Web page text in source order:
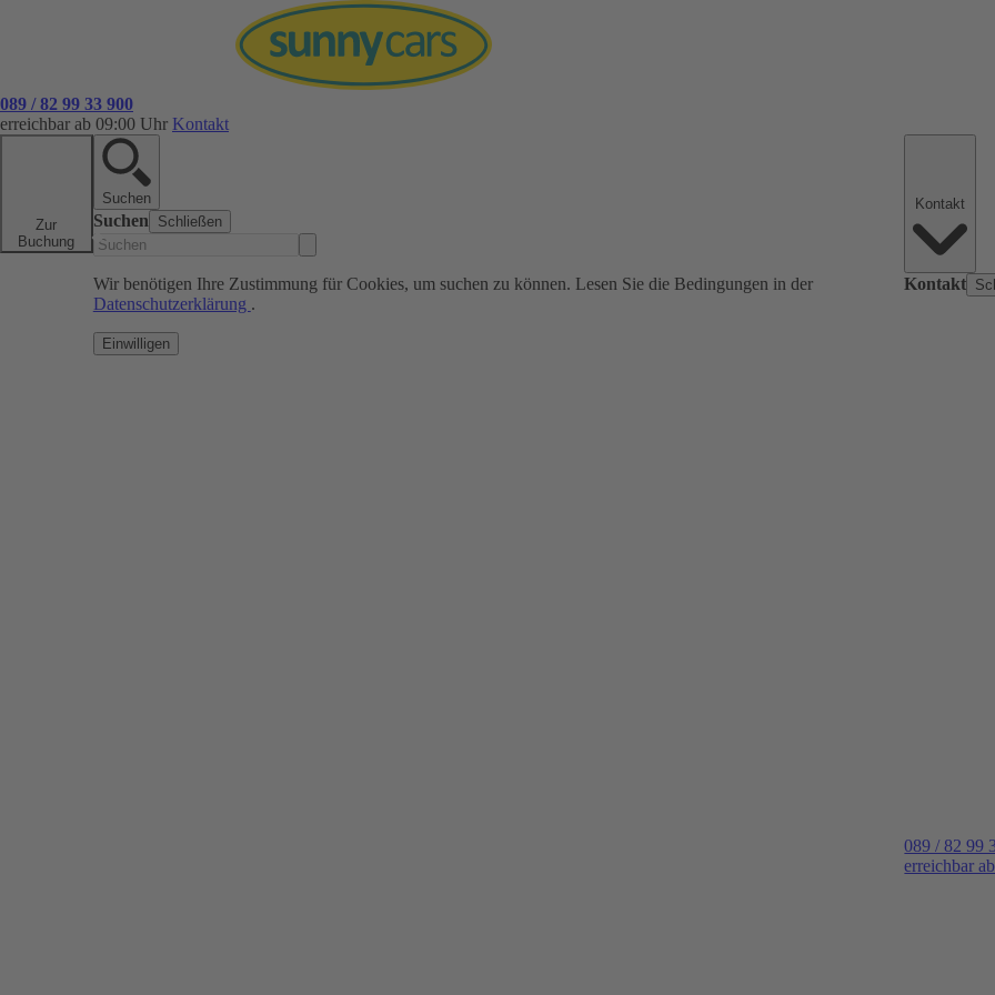
089 / 82 99 33 900
erreichbar ab 09:00 Uhr Kontakt
Zur
Buchung
Suchen
Suchen Schließen
Wir benötigen Ihre Zustimmung für Cookies, um suchen zu können. Lesen Sie die Bedingungen in der
Datenschutzerklärung .
Einwilligen
Kontakt
089 / 82 99
erreichbar